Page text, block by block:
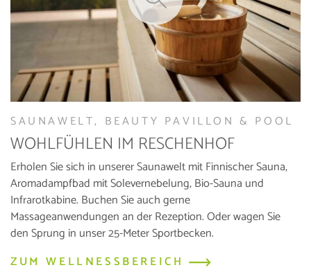
SAUNAWELT, BEAUTY PAVILLON & POOL
WOHLFÜHLEN IM RESCHENHOF
Erholen Sie sich in unserer Saunawelt mit Finnischer Sauna,
Aromadampfbad mit Solevernebelung, Bio-Sauna und
Infrarotkabine. Buchen Sie auch gerne
Massageanwendungen an der Rezeption. Oder wagen Sie
den Sprung in unser 25-Meter Sportbecken.
ZUM WELLNESSBEREICH